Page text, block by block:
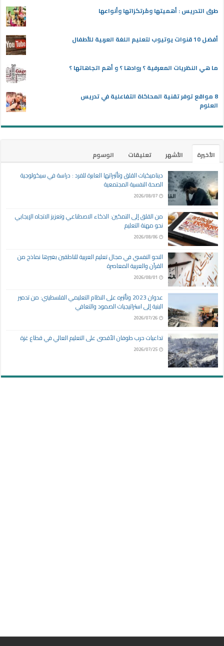
طرق التدريس : أهميتها ومُرتكزاتها وأنواعها
أفضل 10 قنوات يوتيوب لتعليم اللغة العربية للأطفال
ما هي النظريات المعرفية ؟ روادها ؟ و أهم اتجاهاتها ؟
8 مواقع توفر تقنية المحاكاة التفاعلية في تدريس
العلوم
الأخيرة الأشهر تعليقات
الوسوم
ديناميكيات القلق وتأثيراتها العابرة للفرد : دراسة في سيكولوجية
الصحة النفسية المجتمعية
2026/08/07
من القلق إلى التمكين: الذكاء الاصطناعي وتعزيز الاتجاه الإيجابي
نحو مهنة التعليم
2026/08/06
النحو النفسي في مجال تعليم العربية للناطقين بغيرها نماذج من
القرآن والعربية المعاصرة
2026/08/01
عدوان 2023 وتأثيره على النظام التعليمي الفلسطيني: من تدمير
البنية إلى استراتيجيات الصمود والتعافي
2026/07/26
تداعيات حرب طوفان الأقصى على التعليم العالي في قطاع غزة
2026/07/25